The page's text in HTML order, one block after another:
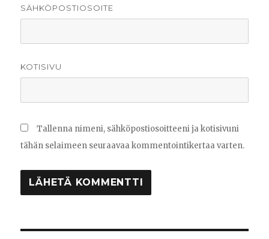
SÄHKÖPOSTIOSOITE
KOTISIVU
Tallenna nimeni, sähköpostiosoitteeni ja kotisivuni
tähän selaimeen seuraavaa kommentointikertaa varten.